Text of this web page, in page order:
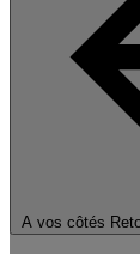
A vos côtés